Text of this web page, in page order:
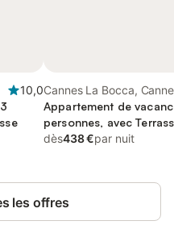
10,0Cannes La Bocca,
Appartement de
personnes, avec
dès438 €par nuit
les offres